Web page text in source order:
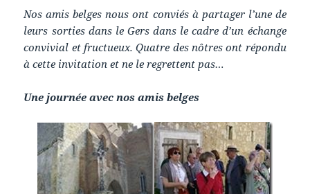
Nos amis belges nous ont conviés à partager l’une de
leurs sorties dans le Gers dans le cadre d’un échange
convivial et fructueux. Quatre des nôtres ont répondu
à cette invitation et ne le regrettent pas…
Une journée avec nos amis belges